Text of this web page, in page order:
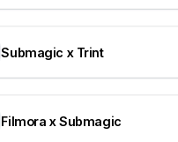
Submagic x Trint
Filmora x Submagic